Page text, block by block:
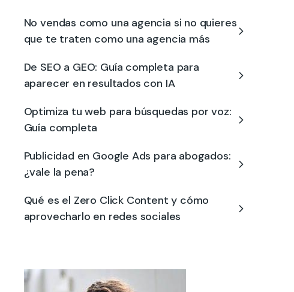
No vendas como una agencia si no quieres
que te traten como una agencia más
De SEO a GEO: Guía completa para
aparecer en resultados con IA
Optimiza tu web para búsquedas por voz:
Guía completa
Publicidad en Google Ads para abogados:
¿vale la pena?
Qué es el Zero Click Content y cómo
aprovecharlo en redes sociales